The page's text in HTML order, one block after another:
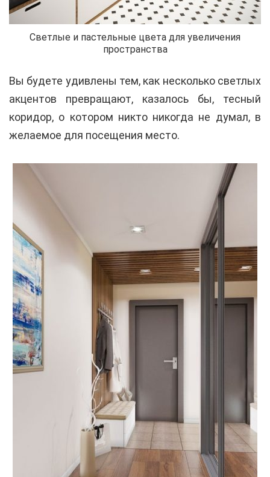
Светлые и пастельные цвета для увеличения
пространства
Вы будете удивлены тем, как несколько светлых
акцентов превращают, казалось бы, тесный
коридор, о котором никто никогда не думал, в
желаемое для посещения место.